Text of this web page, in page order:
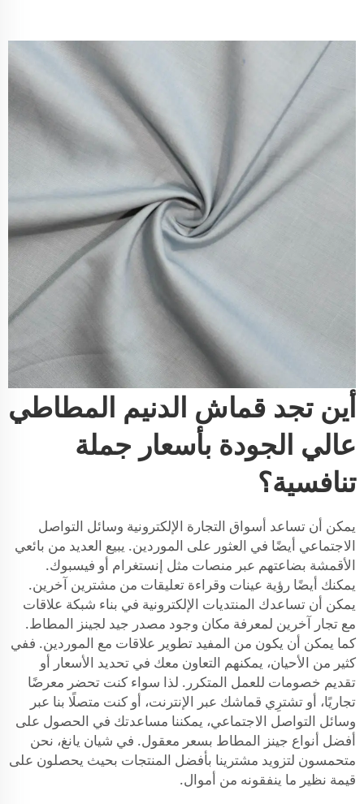
أين تجد قماش الدنيم المطاطي
عالي الجودة بأسعار جملة
تنافسية؟
يمكن أن تساعد أسواق التجارة الإلكترونية وسائل التواصل
الاجتماعي أيضًا في العثور على الموردين. يبيع العديد من بائعي
الأقمشة بضاعتهم عبر منصات مثل إنستغرام أو فيسبوك.
يمكنك أيضًا رؤية عينات وقراءة تعليقات من مشترين آخرين.
يمكن أن تساعدك المنتديات الإلكترونية في بناء شبكة علاقات
مع تجار آخرين لمعرفة مكان وجود مصدر جيد لجينز المطاط.
كما يمكن أن يكون من المفيد تطوير علاقات مع الموردين. ففي
كثير من الأحيان، يمكنهم التعاون معك في تحديد الأسعار أو
تقديم خصومات للعمل المتكرر. لذا سواء كنت تحضر معرضًا
تجاريًا، أو تشترِي قماشك عبر الإنترنت، أو كنت متصلًا بنا عبر
وسائل التواصل الاجتماعي، يمكننا مساعدتك في الحصول على
أفضل أنواع جينز المطاط بسعر معقول. في شيان يانغ، نحن
متحمسون لتزويد مشترينا بأفضل المنتجات بحيث يحصلون على
قيمة نظير ما ينفقونه من أموال.